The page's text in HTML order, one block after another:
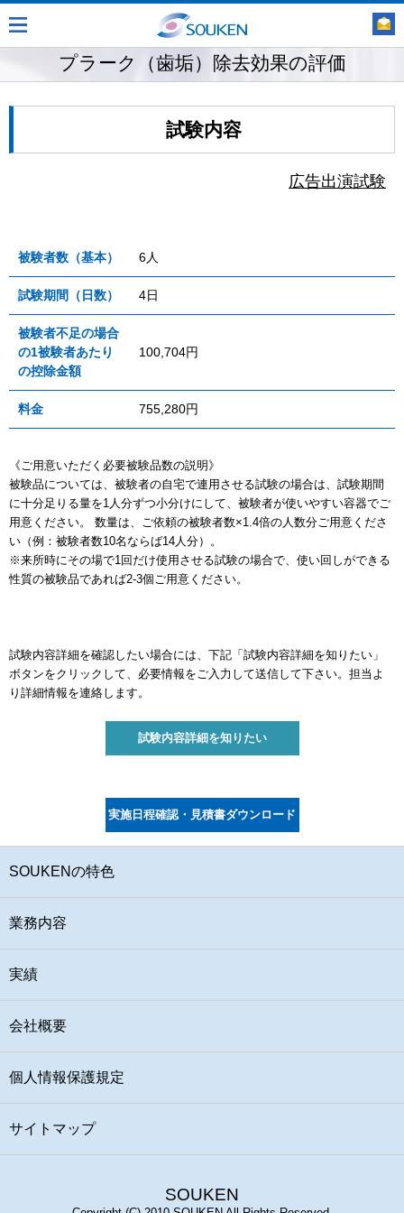
プラーク（歯垢）除去効果の評価
試験内容
広告出演試験
被験者数（基本） 6人
試験期間（日数） 4日
被験者不足の場合
の1被験者あたり
の控除金額
100,704円
料金 755,280円
《ご用意いただく必要被験品数の説明》
被験品については、被験者の自宅で連用させる試験の場合は、試験期間
に十分足りる量を1人分ずつ小分けにして、被験者が使いやすい容器でご
用意ください。 数量は、ご依頼の被験者数×1.4倍の人数分ご用意くださ
い（例：被験者数10名ならば14人分）。
※来所時にその場で1回だけ使用させる試験の場合で、使い回しができる
性質の被験品であれば2-3個ご用意ください。
試験内容詳細を確認したい場合には、下記「試験内容詳細を知りたい」
ボタンをクリックして、必要情報をご入力して送信して下さい。担当よ
り詳細情報を連絡します。
試験内容詳細を知りたい
実施日程確認・見積書ダウンロード
SOUKENの特色
業務内容
実績
会社概要
個人情報保護規定
サイトマップ
SOUKEN